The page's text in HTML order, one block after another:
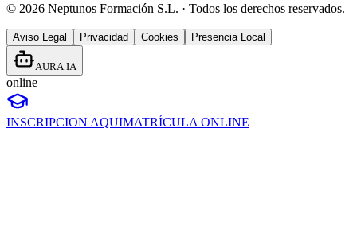
© 2026 Neptunos Formación S.L. · Todos los derechos reservados.
Aviso Legal Privacidad Cookies Presencia Local
AURA IA
online
INSCRIPCION AQUIMATRÍCULA ONLINE